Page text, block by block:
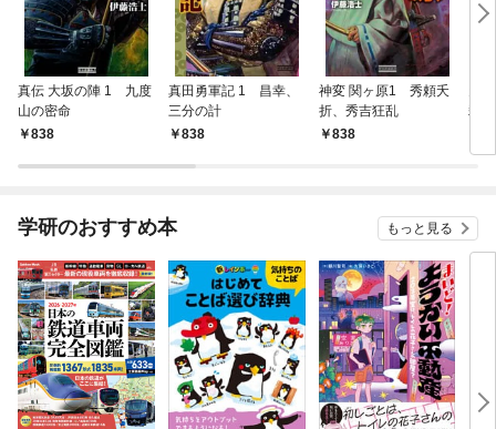
真伝 大坂の陣 1 九度
山の密命
838
真田勇軍記 1 昌幸、
三分の計
838
神変 関ヶ原1 秀頼夭
折、秀吉狂乱
838
殺
学研のおすすめ本 もっと見る